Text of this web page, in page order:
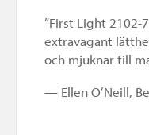
”First Light 2102-
extravagant
och mjuknar till
— Ellen O’Neill,